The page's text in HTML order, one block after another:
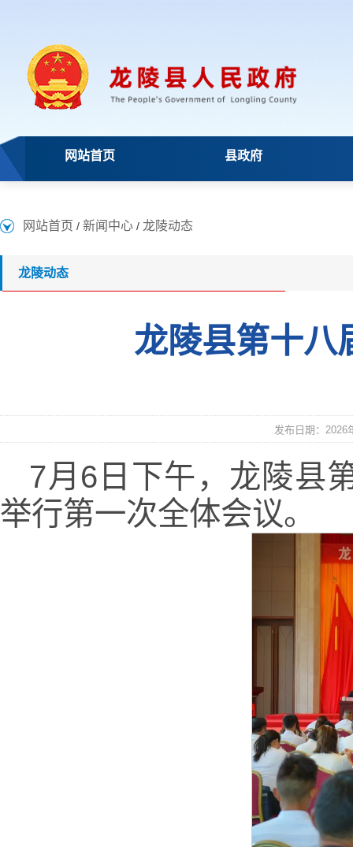
网站首页 县政府
网站首页 / 新闻中心 / 龙陵动态
龙陵动态
龙陵县第十八
发布日期：2026
7月6日下午，龙陵县
举行第一次全体会议。